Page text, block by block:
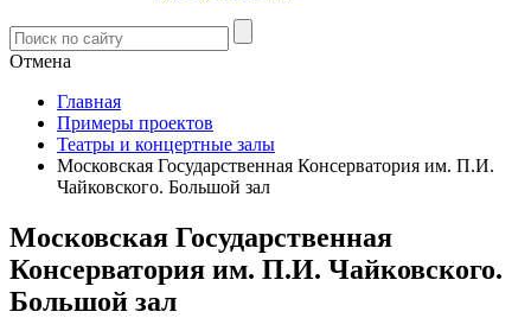
Отмена
Главная
Примеры проектов
Театры и концертные залы
Московская Государственная Консерватория им. П.И.
Чайковского. Большой зал
Московская Государственная
Консерватория им. П.И. Чайковского.
Большой зал